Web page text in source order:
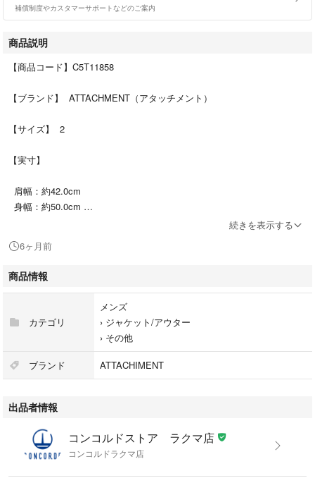
補償制度やカスタマーサポートなどのご案内
商品説明
【商品コード】C5T11858
【ブランド】 ATTACHMENT（アタッチメント）
【サイズ】 2
【実寸】
肩幅：約42.0cm
身幅：約50.0cm
【状態ランク】B
【状態】
目立った傷や汚れは無く問題なくご着用頂けます。
【コンディションについて】
S…新品・未使用品
SA/A…極めて美品・使用感のほとんどない中古品
C…中古品・わずかな使用感や傷、汚れなど
E... 状態の悪い中古品・経年劣化以外の傷や汚れが目立つ
続きを表示する
6ヶ月前
商品情報
カテゴリ
メンズ
› ジャケット/アウター
› その他
ブランド ATTACHIMENT
出品者情報
コンコルドストア ラクマ店
コンコルドラクマ店